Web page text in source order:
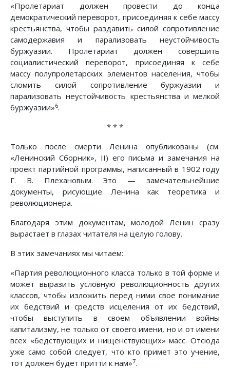
«Пролетариат должен провести до конца
демократический переворот, присоединяя к себе массу
крестьянства, чтобы раздавить силой сопротивление
самодержавия и парализовать неустойчивость
буржуазии. Пролетариат должен совершить
социалистический переворот, присоединяя к себе
массу полупролетарских элементов населения, чтобы
сломить силой сопротивление буржуазии и
парализовать неустойчивость крестьянства и мелкой
буржуазии»6.
* * *
Только после смерти Ленина опубликованы (см.
«Ленинский Сборник», II) его письма и замечания на
проект партийной программы, написанный в 1902 году
Г. В. Плехановым. Это — замечательнейшие
документы, рисующие Ленина как теоретика и
революционера.
Благодаря этим документам, молодой Ленин сразу
вырастает в глазах читателя на целую голову.
В этих замечаниях мы читаем:
«Партия революционного класса только в той форме и
может выразить условную революционность других
классов, чтобы изложить перед ними свое понимание
их бедствий и средств исцеления от их бедствий,
чтобы выступить в своем объявлении войны
капитализму, не только от своего имени, но и от имени
всех «бедствующих и нищенствующих» масс. Отсюда
уже само собой следует, что кто примет это учение,
тот должен будет притти к нам»7.